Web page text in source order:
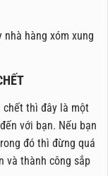
hàng xóm xung
chết thì đây là một
với bạn. Nếu bạn
đó thì đừng quá
và thành công sắp